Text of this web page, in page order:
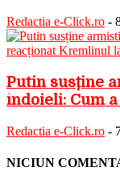
Redactia e-Click.ro -
Putin susține
îndoieli: Cum
Redactia e-Click.ro -
NICIUN